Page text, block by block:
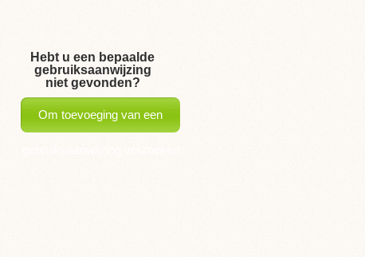
Hebt u een bepaalde
gebruiksaanwijzing
niet gevonden?
Om toevoeging van een